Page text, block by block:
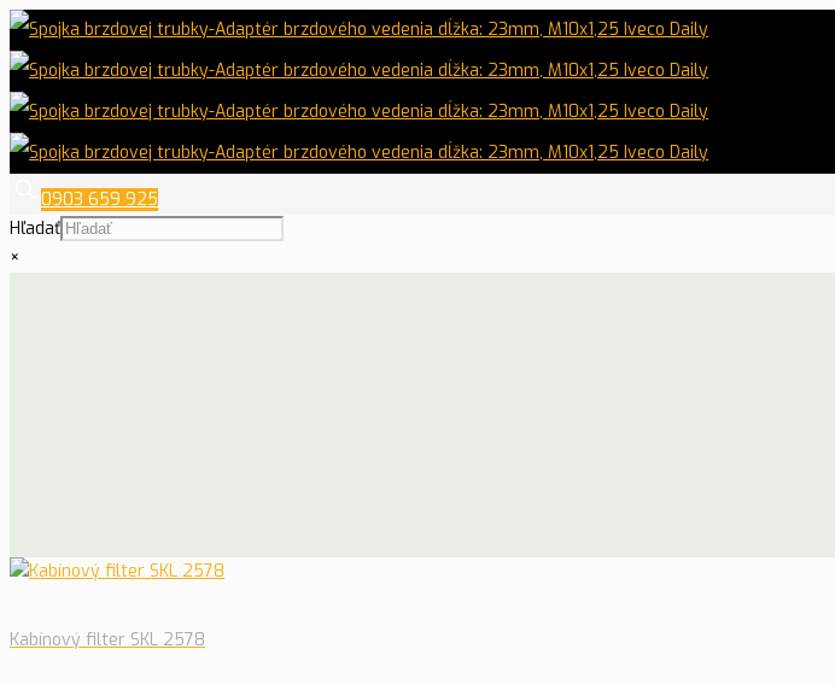
0903 659 925
Hľadať
×
Kabínový filter SKL 2578